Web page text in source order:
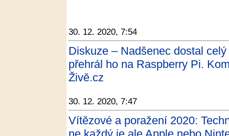
30. 12. 2020, 7:54
Diskuze – Nadšenec dostal
přehrál ho na Raspberry Pi.
Živě.cz
30. 12. 2020, 7:47
Vítězové a poražení 2020: